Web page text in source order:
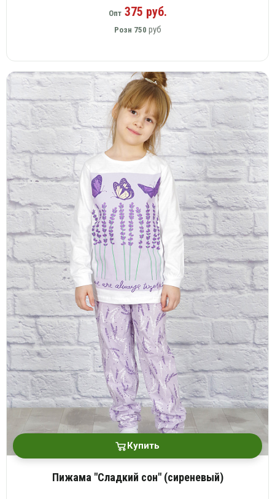
Опт375 руб.
Розн 750 руб
Купить
Пижама "Сладкий сон" (сиреневый)